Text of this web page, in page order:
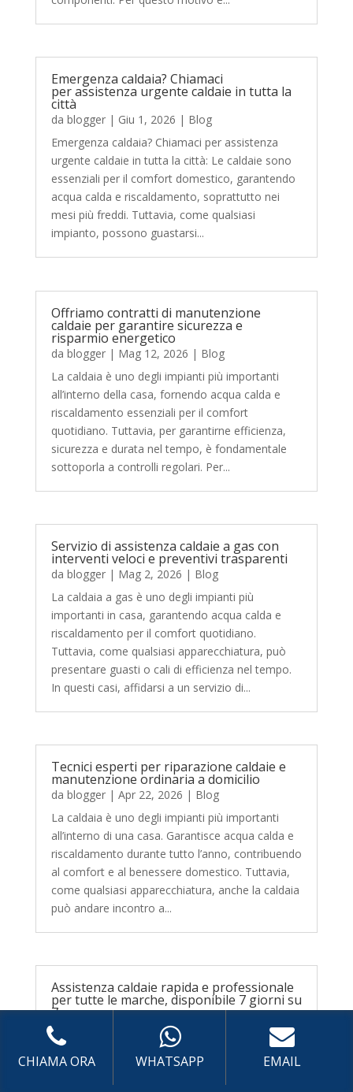
Emergenza caldaia? Chiamaci
per assistenza urgente caldaie in tutta la
città
da blogger| Giu 1, 2026 | Blog
Emergenza caldaia? Chiamaci per assistenza
urgente caldaie in tutta la città: Le caldaie sono
essenziali per il comfort domestico, garantendo
acqua calda e riscaldamento, soprattutto nei
mesi più freddi. Tuttavia, come qualsiasi
impianto, possono guastarsi...
Offriamo contratti di manutenzione
caldaie per garantire sicurezza e
risparmio energetico
da blogger| Mag 12, 2026 | Blog
La caldaia è uno degli impianti più importanti
all’interno della casa, fornendo acqua calda e
riscaldamento essenziali per il comfort
quotidiano. Tuttavia, per garantirne efficienza,
sicurezza e durata nel tempo, è fondamentale
sottoporla a controlli regolari. Per...
Servizio di assistenza caldaie a gas con
interventi veloci e preventivi trasparenti
da blogger| Mag 2, 2026 | Blog
La caldaia a gas è uno degli impianti più
importanti in casa, garantendo acqua calda e
riscaldamento per il comfort quotidiano.
Tuttavia, come qualsiasi apparecchiatura, può
presentare guasti o cali di efficienza nel tempo.
In questi casi, affidarsi a un servizio di...
Tecnici esperti per riparazione caldaie e
manutenzione ordinaria a domicilio
da blogger| Apr 22, 2026 | Blog
La caldaia è uno degli impianti più importanti
all’interno di una casa. Garantisce acqua calda e
riscaldamento durante tutto l’anno, contribuendo
al comfort e al benessere domestico. Tuttavia,
come qualsiasi apparecchiatura, anche la caldaia
può andare incontro a...
Assistenza caldaie rapida e professionale
per tutte le marche, disponibile 7 giorni su
7
da Apr 12, 2026
La caldaia è uno degli elementi più importanti
per il comfort domestico. Garantisce acqua calda
sanitaria e riscaldamento durante tutto l’anno,
CHIAMA ORA WHATSAPP EMAIL